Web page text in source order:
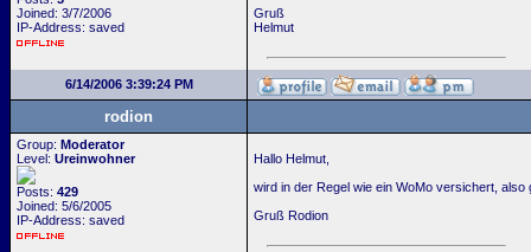
Joined: 3/7/2006
IP-Address: saved
Gruß
Helmut
6/14/2006 3:39:24 PM
rodion
Group: Moderator
Level: Ureinwohner
Posts: 429
Joined: 5/6/2005
IP-Address: saved
Hallo Helmut,
wird in der Regel wie ein WoMo versichert, also
Gruß Rodion